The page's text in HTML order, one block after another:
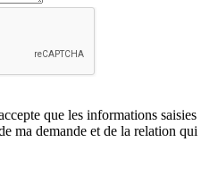
que les informations saisies
ma demande et de la relation qui